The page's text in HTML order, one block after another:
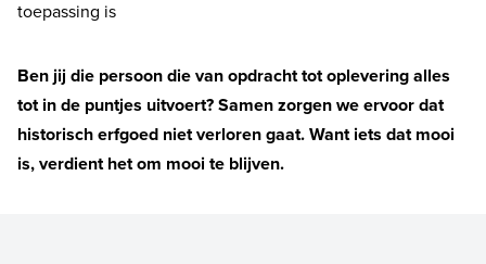
toepassing is
Ben jij die persoon die van opdracht tot oplevering alles
tot in de puntjes uitvoert? Samen zorgen we ervoor dat
historisch erfgoed niet verloren gaat. Want iets dat mooi
is, verdient het om mooi te blijven.